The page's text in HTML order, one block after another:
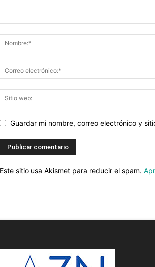
Guardar mi nombre, correo electrónico y
Este sitio usa Akismet para reducir el spam.